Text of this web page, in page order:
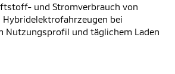
und Stromverbrauch von
bei
Nutzungsprofil und täglichem Laden